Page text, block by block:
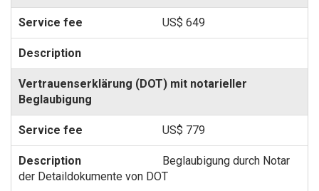
US$ 649
Vertrauenserklärung (DOT) mit notarieller
Beglaubigung
US$ 779
Beglaubigung durch Notar
der Detaildokumente von DOT